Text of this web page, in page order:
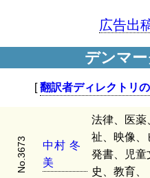
広告出
デンマ
[翻訳者ディレクトリ
No.3673 中村 冬
美
法律、医薬
祉、映像、
発書、児童
史、教育